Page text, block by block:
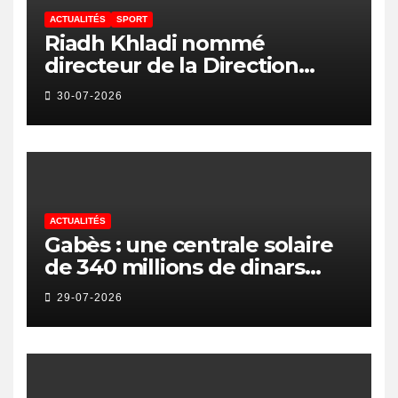
ACTUALITÉS SPORT
Riadh Khladi nommé
directeur de la Direction
Nationale de l’Arbitrage
30-07-2026
ACTUALITÉS
Gabès : une centrale solaire
de 340 millions de dinars
pour renforcer la transition
emplois
29-07-2026